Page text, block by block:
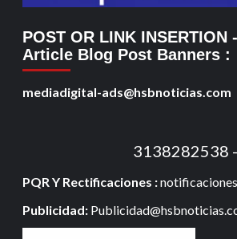
POST OR LINK INSERTION
Article Blog Post Banners :
mediadigital-ads@hsbnoticias.com
3138282538
PQR Y Rectificaciones :
Publicidad: